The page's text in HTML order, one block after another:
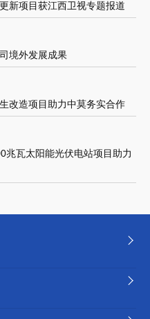
新项目获江西卫视专题报道
境外发展成果
改造项目助力中莫务实合作
兆瓦太阳能光伏电站项目助力